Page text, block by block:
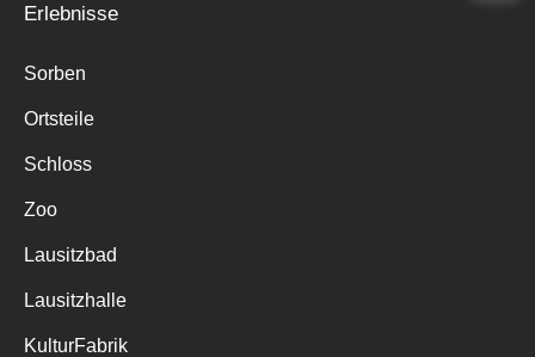
Erlebnisse
Sorben
Ortsteile
Schloss
Zoo
Lausitzbad
Lausitzhalle
KulturFabrik